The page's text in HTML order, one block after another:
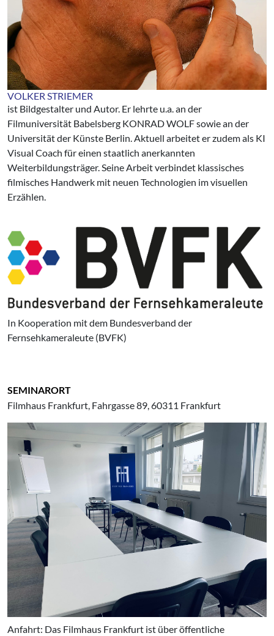
VOLKER STRIEMER
ist Bildgestalter und Autor. Er lehrte u.a. an der
Filmuniversität Babelsberg KONRAD WOLF sowie an der
Universität der Künste Berlin. Aktuell arbeitet er zudem als KI
Visual Coach für einen staatlich anerkannten
Weiterbildungsträger. Seine Arbeit verbindet klassisches
filmisches Handwerk mit neuen Technologien im visuellen
Erzählen.
In Kooperation mit dem Bundesverband der
Fernsehkameraleute (BVFK)
SEMINARORT
Filmhaus Frankfurt, Fahrgasse 89, 60311 Frankfurt
Anfahrt: Das Filmhaus Frankfurt ist über öffentliche